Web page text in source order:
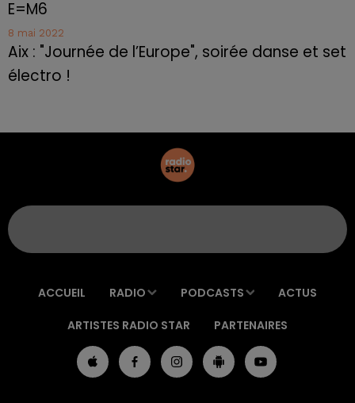
E=M6
8 mai 2022
Aix : "Journée de l’Europe", soirée danse et set
électro !
ACCUEIL RADIO PODCASTS ACTUS
ARTISTES RADIO STAR PARTENAIRES